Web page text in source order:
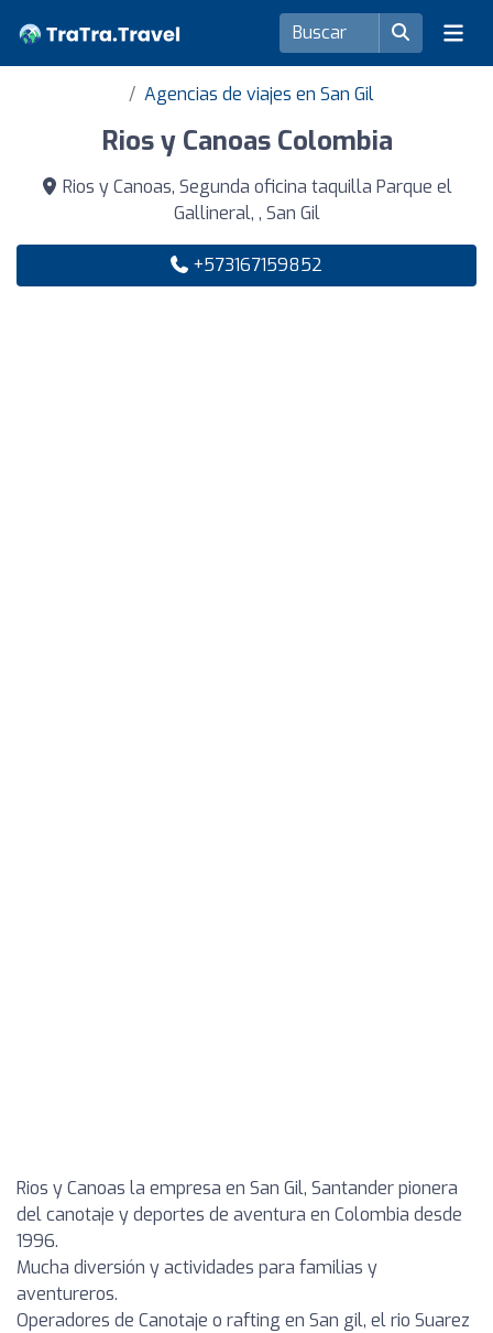
Agencias de viajes en San Gil
Rios y Canoas Colombia
Rios y Canoas, Segunda oficina taquilla Parque el
Gallineral, , San Gil
+573167159852
Rios y Canoas la empresa en San Gil, Santander pionera
del canotaje y deportes de aventura en Colombia desde
1996.
Mucha diversión y actividades para familias y
aventureros.
Operadores de Canotaje o rafting en San gil, el rio Suarez